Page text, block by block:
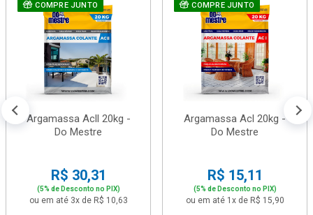
COMPRE JUNTO
Argamassa Acll 20kg -
Do Mestre
R$ 30,31
(5% de Desconto no PIX)
ou em até 3x de R$ 10,63
COMPRE JUNTO
Argamassa Acl 20kg -
Do Mestre
R$ 15,11
(5% de Desconto no PIX)
ou em até 1x de R$ 15,90